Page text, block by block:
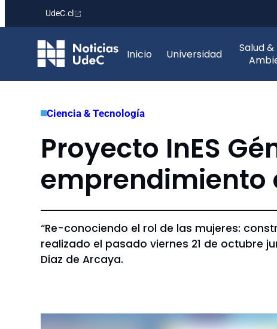
contenido
UdeC.cl
Inicio Universidad
Salud
Ciencia & Tecnología
Proyecto InES
emprendimiento
“Re-conociendo el rol de las mujeres:
realizado el pasado viernes 21 de octubre
Diaz de Arcaya.